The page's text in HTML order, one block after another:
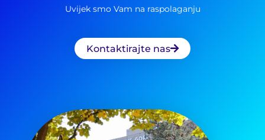
Uvijek smo Vam na raspolaganju
Kontaktirajte nas